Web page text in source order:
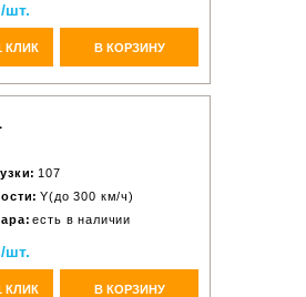
шт.
КЛИК В КОРЗИНУ
107
Y(до 300 км/ч)
есть в наличии
шт.
КЛИК В КОРЗИНУ